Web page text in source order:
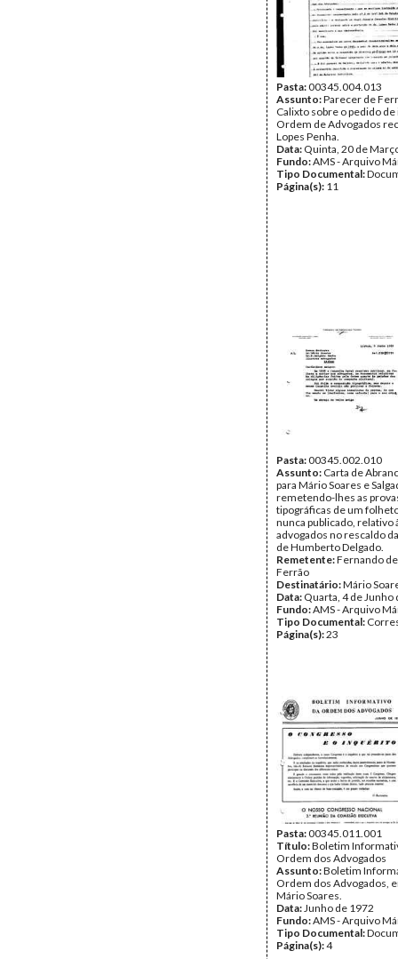
Pasta:00345.004.013
Assunto:Parecer de
Calixto sobre o pedido
Ordem de Advogados
Lopes Penha.
Data: Quinta, 20 de
Fundo:AMS - Arquivo
Tipo Documental:
Página(s): 11
Pasta:00345.002.010
Assunto: Carta de
para Mário Soares e
remetendo-lhes as
tipográficas de um
nunca publicado, relativo
advogados no rescaldo
de Humberto Delgado.
Remetente:Fernando
Ferrão
Destinatário:Mário
Data: Quarta, 4 de Junho
Fundo:AMS - Arquivo
Tipo Documental:
Página(s):23
Pasta:00345.011.001
Título:Boletim
Ordem dos Advogados
Assunto:Boletim
Ordem dos Advogados,
Mário Soares.
Data:Junho de 1972
Fundo:AMS - Arquivo
Tipo Documental:
Página(s):4